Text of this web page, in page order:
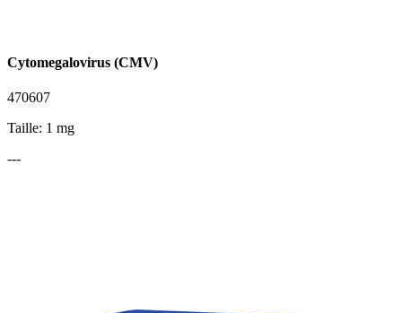
Cytomegalovirus (CMV)
470607
Taille: 1 mg
---